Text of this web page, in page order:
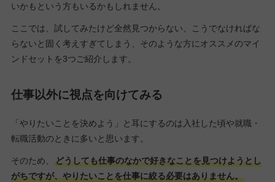
いかもという方もいるかもしれません。
ここでは、試してみたけど全然見つからない、こうでなければな
らないと固く考えすぎてしまう、そのような方にオススメのマイ
ンドセットを3つご紹介します。
仕事以外に視点を向けてみる
「やりたいことを決めよう」と耳にするのは入社した頃や就職・
転職活動のときに多いと思います。
そのため、
どうしても仕事のなかで好きなことを見つけようとし
がちですが、やりたいことを仕事に絞る必要はありません。